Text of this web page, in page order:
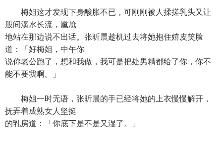
梅姐这才发现下身酸胀不已，可刚刚被人揉搓乳头又让
股间溪水长流，尴尬
地站在那边说不出话。张昕晨趁机过去将她抱住嬉皮笑脸
道：「好梅姐，中午你
说你老公跑了，想和我做，我可是把处男精都给了你，你不
能不要我啊。」
梅姐一时无语，张昕晨的手已经将她的上衣慢慢解开，
抚弄着成熟女人坚挺
的乳房道：「你底下是不是又湿了。」